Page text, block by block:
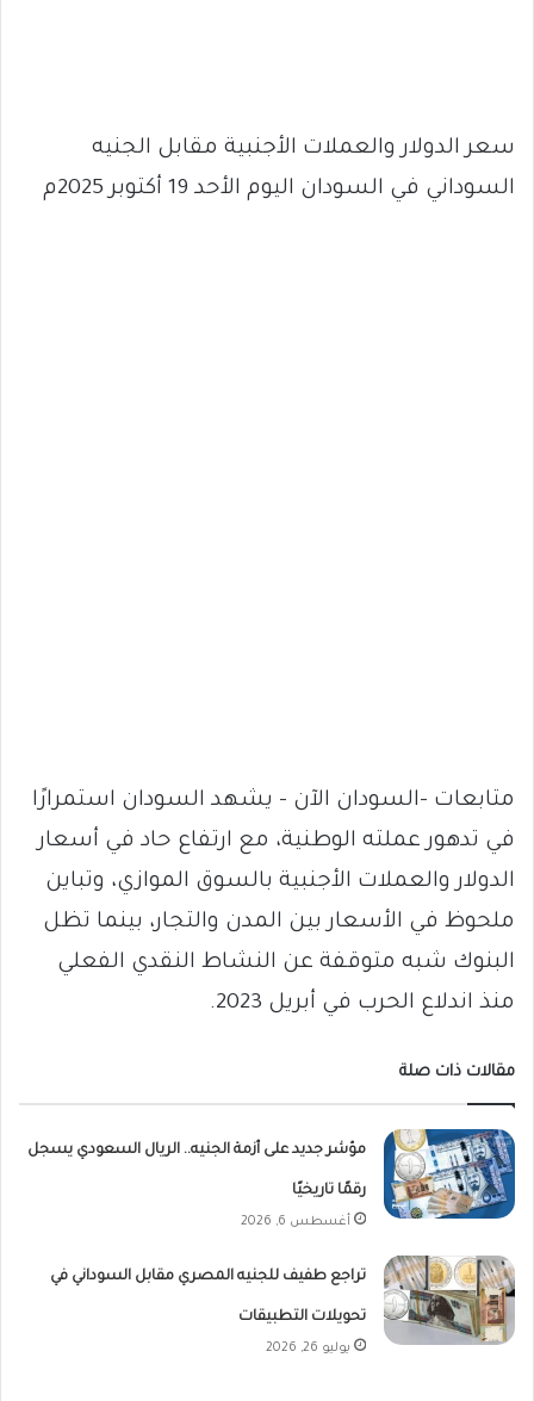
سعر الدولار والعملات الأجنبية مقابل الجنيه
السوداني في السودان اليوم الأحد 19 أكتوبر 2025م
متابعات -السودان الآن – يشهد السودان استمرارًا
في تدهور عملته الوطنية، مع ارتفاع حاد في أسعار
الدولار والعملات الأجنبية بالسوق الموازي، وتباين
ملحوظ في الأسعار بين المدن والتجار، بينما تظل
البنوك شبه متوقفة عن النشاط النقدي الفعلي
منذ اندلاع الحرب في أبريل 2023.
مقالات ذات صلة
مؤشر جديد على أزمة الجنيه.. الريال السعودي يسجل
رقمًا تاريخيًا
أغسطس 6, 2026
تراجع طفيف للجنيه المصري مقابل السوداني في
تحويلات التطبيقات
يوليو 26, 2026